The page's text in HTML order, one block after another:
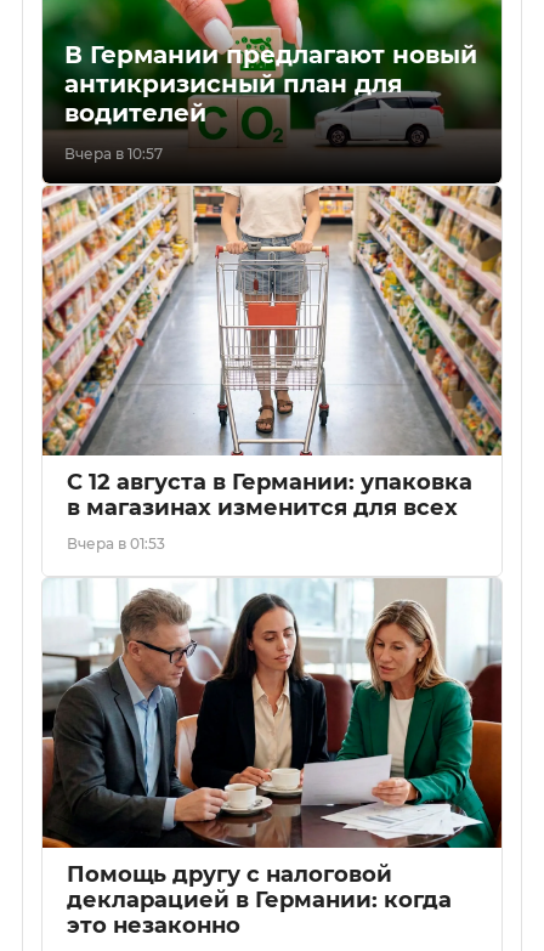
В Германии предлагают новый
антикризисный план для
водителей
Вчера в 10:57
С 12 августа в Германии: упаковка
в магазинах изменится для всех
Вчера в 01:53
Помощь другу с налоговой
декларацией в Германии: когда
это незаконно